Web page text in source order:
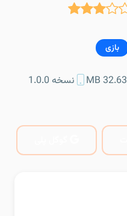
بازی
32.63 MB نسخه 1.0.0